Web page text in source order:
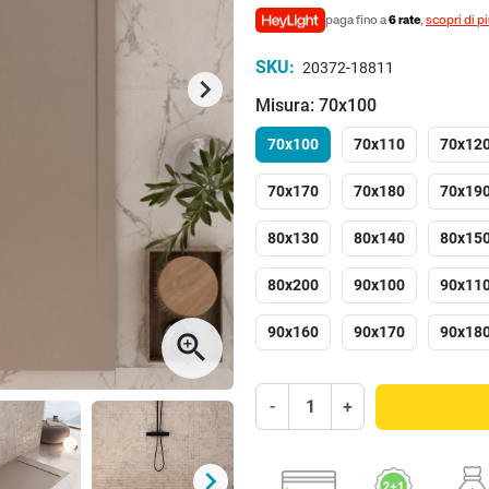
Successivo
keyboard_arrow_right
zoom_in
keyboard_arrow_right
paga fino a6 rate, scopri di
SKU: 20372-18811
Misura: 70x100
70x100 70x110
70x170 70x180
80x130 80x140
80x200 90x100
90x160 90x170
- +